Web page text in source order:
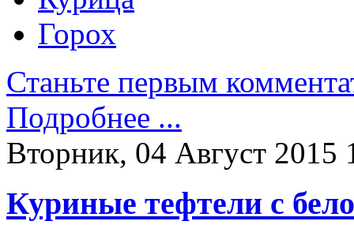
Горох
Станьте первым
Подробнее ...
Вторник, 04 Август 2015
Куриные тефтели с